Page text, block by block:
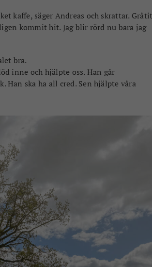
kaffe, säger Andreas och skrattar. Gråtit
kommit hit. Jag blir rörd nu bara jag
bra.
inne och hjälpte oss. Han går
Han ska ha all cred. Sen hjälpte våra